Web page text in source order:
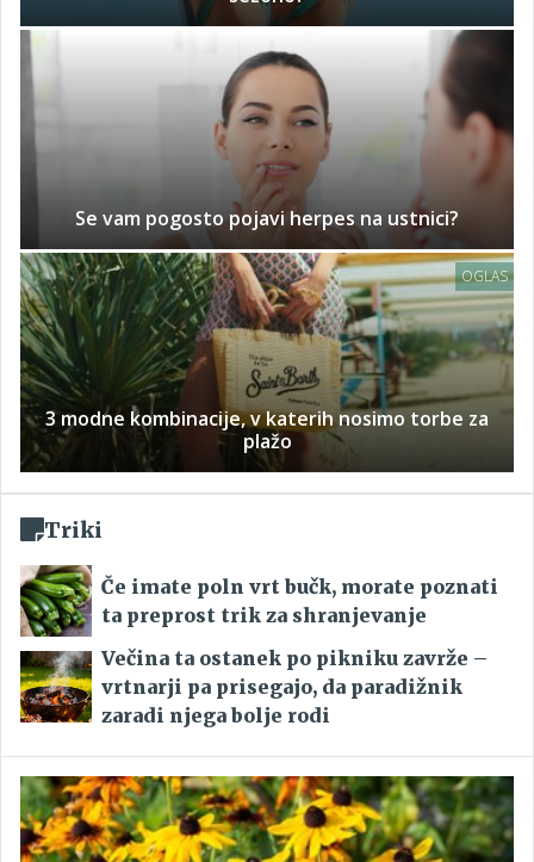
Se vam pogosto pojavi herpes na ustnici?
OGLAS
3 modne kombinacije, v katerih nosimo torbe za
plažo
Triki
Če imate poln vrt bučk, morate poznati
ta preprost trik za shranjevanje
Večina ta ostanek po pikniku zavrže –
vrtnarji pa prisegajo, da paradižnik
zaradi njega bolje rodi